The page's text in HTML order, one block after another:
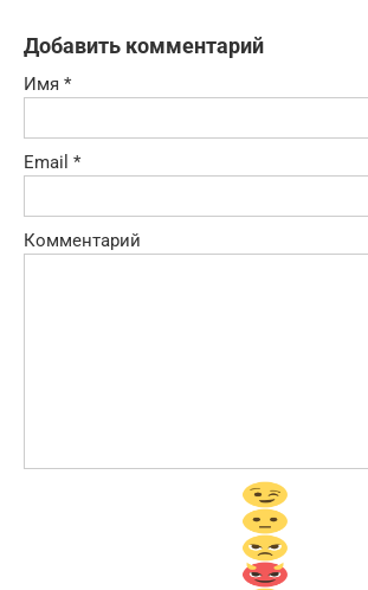
Добавить комментарий
Имя *
Email *
Комментарий